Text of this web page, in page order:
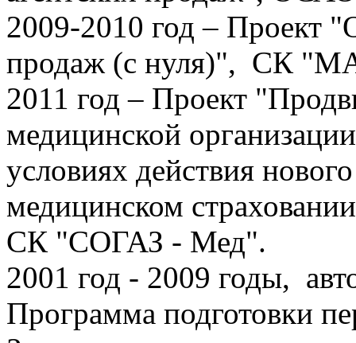
2009-2010 год – Проект
продаж (с нуля)", СК
2011 год – Проект
медицинской
условиях действия
медицинском
СК "CОГАЗ - Мед".
2001 год - 2009 годы,
Программа подготовки